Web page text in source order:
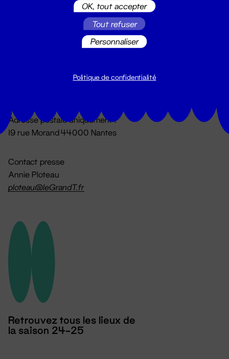
Du lundi au vendredi 14h → 18h
Adresse postale uniquement :
19 rue Morand 44000 Nantes
Contact presse
Annie Ploteau
ploteau@leGrandT.fr
Retrouvez tous les lieux de
la saison 24-25
OK, tout accepter
Tout refuser
Personnaliser
Politique de confidentialité